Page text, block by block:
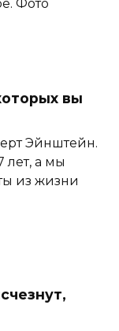
Фото
вы
Эйнштейн.
лет, а мы
из жизни